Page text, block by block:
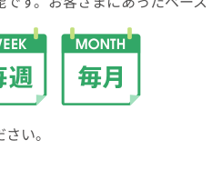
い。